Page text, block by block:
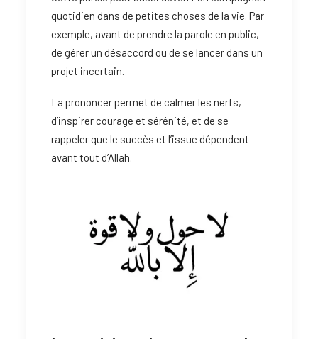
quotidien dans de petites choses de la vie. Par
exemple, avant de prendre la parole en public,
de gérer un désaccord ou de se lancer dans un
projet incertain.
La prononcer permet de calmer les nerfs,
d’inspirer courage et sérénité, et de se
rappeler que le succès et l’issue dépendent
avant tout d’Allah.